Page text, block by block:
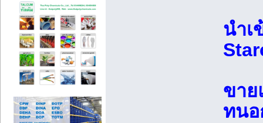
นำเ
ขาย
ทนอ